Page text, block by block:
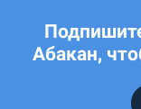
Абакан,